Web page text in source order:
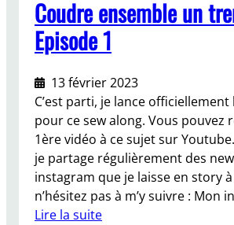
Coudre ensemble un
Episode 1
13 février 2023
C’est parti, je lance
pour ce sew along. Vous pouvez
1ère vidéo à ce sujet sur
je partage régulièrement des
instagram que je laisse en story
n’hésitez pas à m’y suivre : Mon
Lire la suite